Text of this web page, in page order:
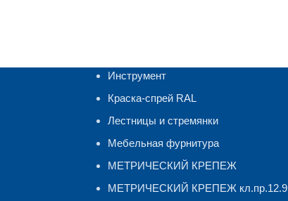
Инструмент
Краска-спрей RAL
Лестницы и стремянки
Мебельная фурнитура
МЕТРИЧЕСКИЙ КРЕПЕЖ
МЕТРИЧЕСКИЙ КРЕПЕЖ кл.пр.12.9